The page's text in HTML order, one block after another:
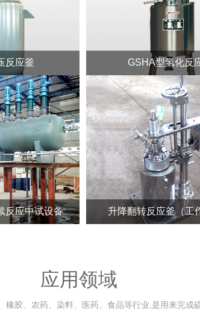
反应釜 GSHA型氢化反
反应中试设备 升降翻转反应釜（工
应用领域
橡胶、农药、染料、医药、食品等行业,是用来完成